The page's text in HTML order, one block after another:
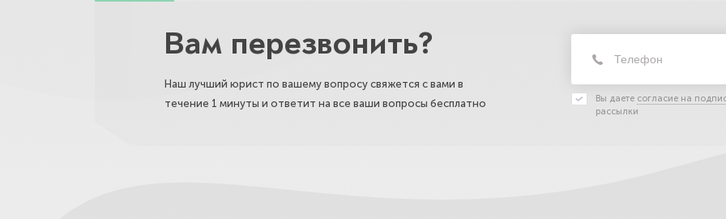
Вам перезвонить?
Наш лучший юрист по вашему вопросу свяжется с вами в
течение 1 минуты и ответит на все ваши вопросы бесплатно
Вы даете согласие на
рассылки